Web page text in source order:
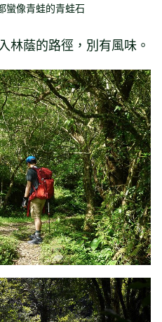
蠻像青蛙的青蛙石
林蔭的路徑，別有風味。